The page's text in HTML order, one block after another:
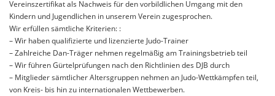
Vereinszertifikat als Nachweis für den vorbildlichen Umgang mit den
Kindern und Jugendlichen in unserem Verein zugesprochen.
Wir erfüllen sämtliche Kriterien: :
– Wir haben qualifizierte und lizenzierte Judo-Trainer
– Zahlreiche Dan-Träger nehmen regelmäßig am Trainingsbetrieb teil
– Wir führen Gürtelprüfungen nach den Richtlinien des DJB durch
– Mitglieder sämtlicher Altersgruppen nehmen an Judo-Wettkämpfen teil,
von Kreis- bis hin zu internationalen Wettbewerben.